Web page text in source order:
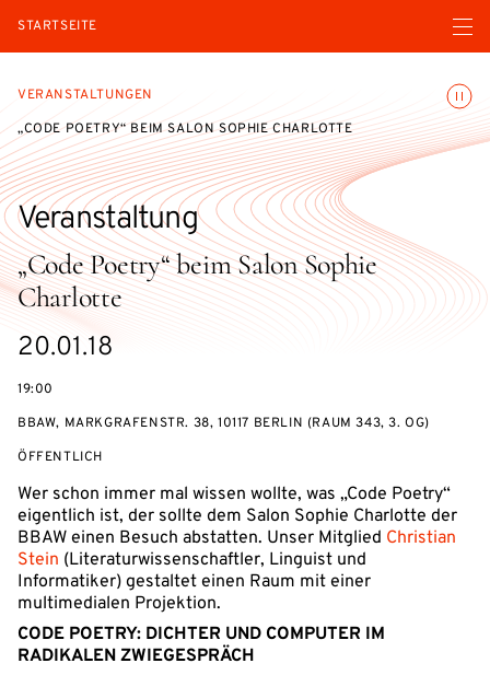
STARTSEITE Menü
VERANSTALTUNGEN
„CODE POETRY“ BEIM SALON SOPHIE CHARLOTTE
„Code Poetry“ beim Salon Sophie
Charlotte
Veranstaltung
eventBeginsOn
20.01.18
19:00
BBAW, MARKGRAFENSTR. 38, 10117 BERLIN (RAUM 343, 3. OG)
VERANSTALTUNGSZUGANG:
ÖFFENTLICH
Wer schon immer mal wissen wollte, was „Code Poetry“
eigentlich ist, der sollte dem Salon Sophie Charlotte der
BBAW einen Besuch abstatten. Unser Mitglied Christian
Stein (Literaturwissenschaftler, Linguist und
Informatiker) gestaltet einen Raum mit einer
multimedialen Projektion.
CODE POETRY: DICHTER UND COMPUTER IM
RADIKALEN ZWIEGESPRÄCH